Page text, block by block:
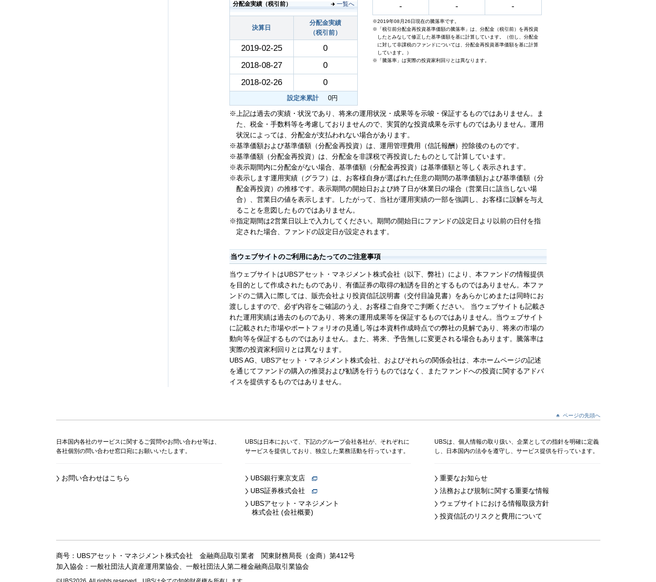
分配金実績（税引前） 一覧へ
決算日
分配金実績
（税引前）
2019-02-25
0
2018-08-27
0
2018-02-26
0
設定来累計 0円
- - -
※2019年08月26日現在の騰落率です。
※「税引前分配金再投資基準価額の騰落率」は、分配金（税引前）を再投資
したとみなして修正した基準価額を基に計算しています。（但し、分配金
に対して非課税のファンドについては、分配金再投資基準価額を基に計算
しています。）
※「騰落率」は実際の投資家利回りとは異なります。
※上記は過去の実績・状況であり、将来の運用状況・成果等を示唆・保証するものではありません。ま
た、税金・手数料等を考慮しておりませんので、実質的な投資成果を示すものではありません。運用
状況によっては、分配金が支払われない場合があります。
※基準価額および基準価額（分配金再投資）は、運用管理費用（信託報酬）控除後のものです。
※基準価額（分配金再投資）は、分配金を非課税で再投資したものとして計算しています。
※表示期間内に分配金がない場合、基準価額（分配金再投資）は基準価額と等しく表示されます。
※表示します運用実績（グラフ）は、お客様自身が選ばれた任意の期間の基準価額および基準価額（分
配金再投資）の推移です。表示期間の開始日および終了日が休業日の場合（営業日に該当しない場
合）、営業日の値を表示します。したがって、当社が運用実績の一部を強調し、お客様に誤解を与え
ることを意図したものではありません。
※指定期間は2営業日以上で入力してください。期間の開始日にファンドの設定日より以前の日付を指
定された場合、ファンドの設定日が設定されます。
当ウェブサイトのご利用にあたってのご注意事項
当ウェブサイトはUBSアセット・マネジメント株式会社（以下、弊社）により、本ファンドの情報提供
を目的として作成されたものであり、有価証券の取得の勧誘を目的とするものではありません。本ファ
ンドのご購入に際しては、販売会社より投資信託説明書（交付目論見書）をあらかじめまたは同時にお
渡ししますので、必ず内容をご確認のうえ、お客様ご自身でご判断ください。 当ウェブサイトも記載さ
れた運用実績は過去のものであり、将来の運用成果等を保証するものではありません。当ウェブサイト
に記載された市場やポートフォリオの見通し等は本資料作成時点での弊社の見解であり、将来の市場の
動向等を保証するものではありません。また、将来、予告無しに変更される場合もあります。騰落率は
実際の投資家利回りとは異なります。
UBS AG、UBSアセット・マネジメント株式会社、およびそれらの関係会社は、本ホームページの記述
を通じてファンドの購入の推奨および勧誘を行うものではなく、またファンドへの投資に関するアドバ
イスを提供するものではありません。
ページの先頭へ
日本国内各社のサービスに関するご質問やお問い合わせ等は、
各社個別の問い合わせ窓口宛にお願いいたします。
お問い合わせはこちら
UBSは日本において、下記のグループ会社各社が、それぞれに
サービスを提供しており、独立した業務活動を行っています。
UBS銀行東京支店
UBS証券株式会社
UBSアセット・マネジメント
株式会社 (会社概要)
UBSは、個人情報の取り扱い、企業としての指針を明確に定義
し、日本国内の法令を遵守し、サービス提供を行っています。
重要なお知らせ
法務および規制に関する重要な情報
ウェブサイトにおける情報取扱方針
投資信託のリスクと費用について
商号：UBSアセット・マネジメント株式会社 金融商品取引業者 関東財務局長（金商）第412号
加入協会：一般社団法人資産運用業協会、 一般社団法人第二種金融商品取引業協会